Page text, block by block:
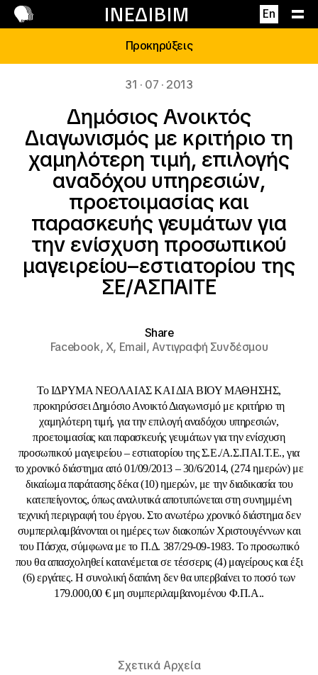
ΙΝΕΔΙΒΙΜ En
Επικοινωνία
Προκηρύξεις
31 · 07 · 2013
Δημόσιος Ανοικτός
Διαγωνισμός με κριτήριο τη
χαμηλότερη τιμή, επιλογής
αναδόχου υπηρεσιών,
προετοιμασίας και
παρασκευής γευμάτων για
την ενίσχυση προσωπικού
μαγειρείου–εστιατορίου της
ΣΕ/ΑΣΠΑΙΤΕ
Share
Facebook,X, Email,Αντιγραφή Συνδέσμου
Το ΙΔΡΥΜΑ ΝΕΟΛΑΙΑΣ ΚΑΙ ΔΙΑ ΒΙΟΥ ΜΑΘΗΣΗΣ,
προκηρύσσει Δημόσιο Ανοικτό Διαγωνισμό με κριτήριο τη
χαμηλότερη τιμή, για την επιλογή αναδόχου υπηρεσιών,
προετοιμασίας και παρασκευής γευμάτων για την ενίσχυση
προσωπικού μαγειρείου – εστιατορίου της Σ.Ε./Α.Σ.ΠΑΙ.Τ.Ε., για
το χρονικό διάστημα από 01/09/2013 – 30/6/2014, (274 ημερών) με
δικαίωμα παράτασης δέκα (10) ημερών, με την διαδικασία του
κατεπείγοντος, όπως αναλυτικά αποτυπώνεται στη συνημμένη
τεχνική περιγραφή του έργου. Στο ανωτέρω χρονικό διάστημα δεν
συμπεριλαμβάνονται οι ημέρες των διακοπών Χριστουγέννων και
του Πάσχα, σύμφωνα με το Π.Δ. 387/29-09-1983. Το προσωπικό
που θα απασχοληθεί κατανέμεται σε τέσσερις (4) μαγείρους και έξι
(6) εργάτες. Η συνολική δαπάνη δεν θα υπερβαίνει το ποσό των
179.000,00 € μη συμπεριλαμβανομένου Φ.Π.Α..
Σχετικά Αρχεία